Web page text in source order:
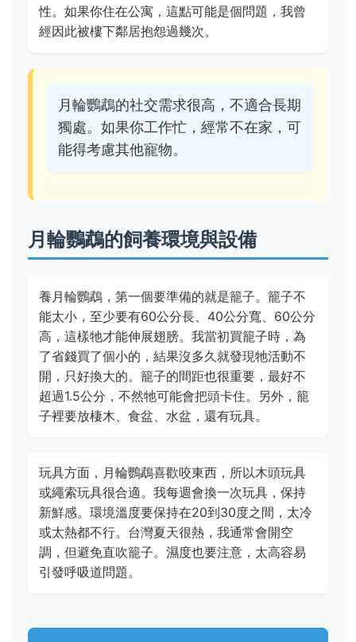
性。如果你住在公寓，這點可能是個問題，我曾
經因此被樓下鄰居抱怨過幾次。
月輪鸚鵡的社交需求很高，不適合長期
獨處。如果你工作忙，經常不在家，可
能得考慮其他寵物。
月輪鸚鵡的飼養環境與設備
養月輪鸚鵡，第一個要準備的就是籠子。籠子不
能太小，至少要有60公分長、40公分寬、60公分
高，這樣牠才能伸展翅膀。我當初買籠子時，為
了省錢買了個小的，結果沒多久就發現牠活動不
開，只好換大的。籠子的間距也很重要，最好不
超過1.5公分，不然牠可能會把頭卡住。另外，籠
子裡要放棲木、食盆、水盆，還有玩具。
玩具方面，月輪鸚鵡喜歡咬東西，所以木頭玩具
或繩索玩具很合適。我每週會換一次玩具，保持
新鮮感。環境溫度要保持在20到30度之間，太冷
或太熱都不行。台灣夏天很熱，我通常會開空
調，但避免直吹籠子。濕度也要注意，太高容易
引發呼吸道問題。